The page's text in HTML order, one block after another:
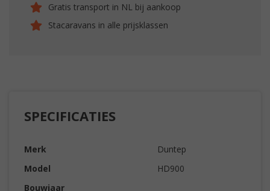
Gratis transport in NL bij aankoop
Stacaravans in alle prijsklassen
SPECIFICATIES
Merk
Duntep
Model
HD900
Bouwjaar